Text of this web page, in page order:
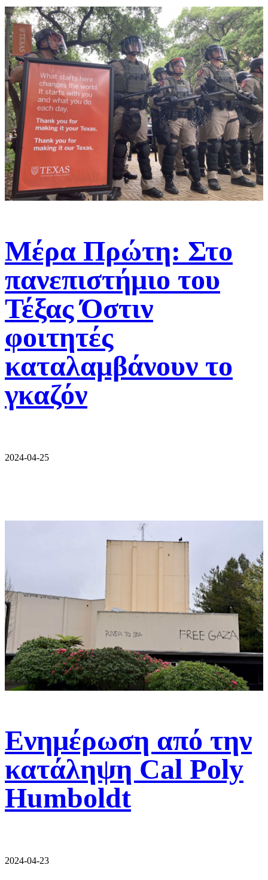
Mέρα Πρώτη: Στο
πανεπιστήμιο του
Τέξας Όστιν
φοιτητές
καταλαμβάνουν το
γκαζόν
2024-04-25
Ενημέρωση από την
κατάληψη Cal Poly
Humboldt
2024-04-23